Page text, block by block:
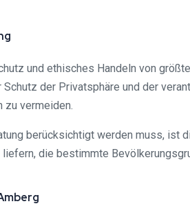
und ethisches Handeln von
der Privatsphäre und der
zu vermeiden.
berücksichtigt werden muss, ist
die bestimmte